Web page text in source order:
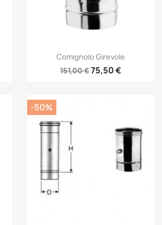
Anteprima
Comignolo Girevole
151,00 €75,50 €
-50%